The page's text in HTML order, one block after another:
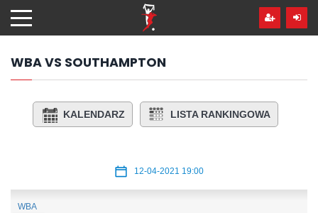
hdo
treści
WBA VS SOUTHAMPTON
KALENDARZ LISTA RANKINGOWA
12-04-2021 19:00
WBA